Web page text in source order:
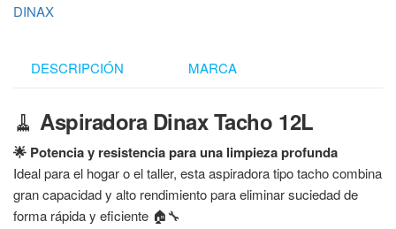
DINAX
DESCRIPCIÓN MARCA
🧹Aspiradora Dinax Tacho 12L
🌟 Potencia y resistencia para una limpieza profunda
Ideal para el hogar o el taller, esta aspiradora tipo tacho combina
gran capacidad y alto rendimiento para eliminar suciedad de
forma rápida y eficiente 🏠🔧